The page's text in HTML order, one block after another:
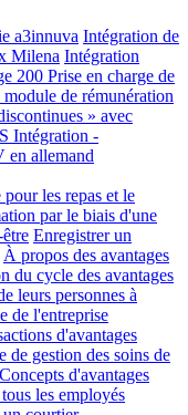
a3innuva Intégration de
Milena Intégration
200 Prise en charge de
de rémunération
» avec
Intégration -
en allemand
les repas et le
par le biais d'une
Enregistrer un
À propos des avantages
du cycle des avantages
leurs personnes à
de l'entreprise
d'avantages
de gestion des soins de
Concepts d'avantages
les employés